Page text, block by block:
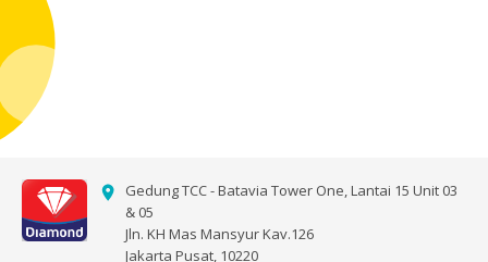
Gedung TCC - Batavia Tower One, Lantai 15 Unit 03
& 05
Jln. KH Mas Mansyur Kav.126
Jakarta Pusat, 10220